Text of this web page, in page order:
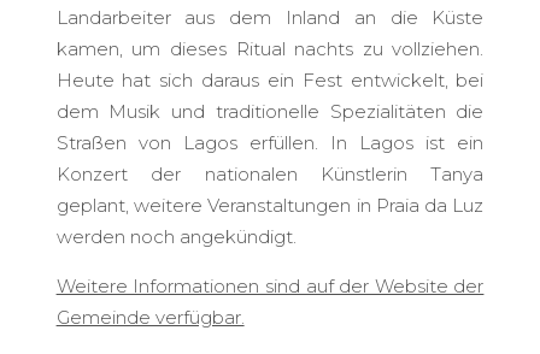
Landarbeiter aus dem Inland an die Küste
kamen, um dieses Ritual nachts zu vollziehen.
Heute hat sich daraus ein Fest entwickelt, bei
dem Musik und traditionelle Spezialitäten die
Straßen von Lagos erfüllen. In Lagos ist ein
Konzert der nationalen Künstlerin Tanya
geplant, weitere Veranstaltungen in Praia da Luz
werden noch angekündigt.
Weitere Informationen sind auf der Website der
Gemeinde verfügbar.